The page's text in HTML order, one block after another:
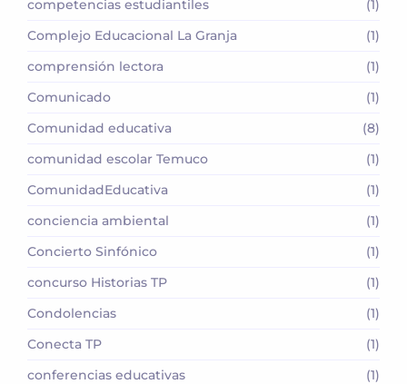
competencias estudiantiles
(1)
Complejo Educacional La Granja
(1)
comprensión lectora
(1)
Comunicado
(1)
Comunidad educativa
(8)
comunidad escolar Temuco
(1)
ComunidadEducativa
(1)
conciencia ambiental
(1)
Concierto Sinfónico
(1)
concurso Historias TP
(1)
Condolencias
(1)
Conecta TP
(1)
conferencias educativas
(1)